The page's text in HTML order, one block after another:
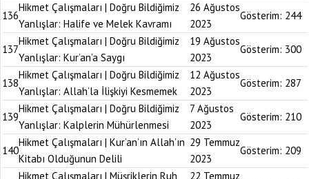
136
Hikmet Çalışmaları | Doğru Bildiğimiz
Yanlışlar: Halife ve Melek Kavramı
26 Ağustos
2023
Gösterim: 244
137
Hikmet Çalışmaları | Doğru Bildiğimiz
Yanlışlar: Kur’an’a Saygı
19 Ağustos
2023
Gösterim: 300
138
Hikmet Çalışmaları | Doğru Bildiğimiz
Yanlışlar: Allah’la İlişkiyi Kesmemek
12 Ağustos
2023
Gösterim: 287
139
Hikmet Çalışmaları | Doğru Bildiğimiz
Yanlışlar: Kalplerin Mühürlenmesi
7 Ağustos
2023
Gösterim: 210
140
Hikmet Çalışmaları | Kur’an’ın Allah’ın
Kitabı Olduğunun Delili
29 Temmuz
2023
Gösterim: 209
Hikmet Çalışmaları | Müşriklerin Ruh
22 Temmuz